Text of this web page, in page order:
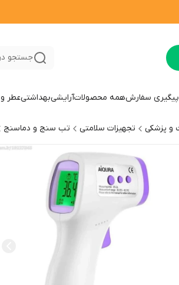
جستجو
پیگیری سفارشهمه محصولاتآرایشیبهداشتیعطر
و پزشکی تجهیزات سلامتی تب سنج و دماسنج